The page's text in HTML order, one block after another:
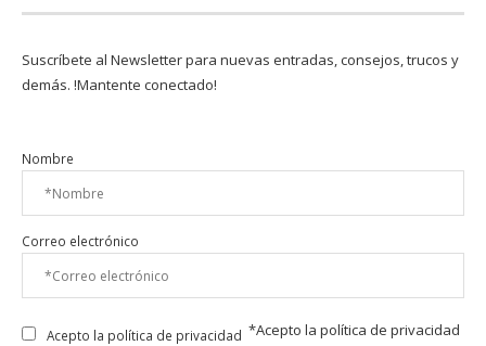
Suscríbete al Newsletter para nuevas entradas, consejos, trucos y
demás. !Mantente conectado!
Nombre
Correo electrónico
Acepto la política de privacidad *Acepto la política de privacidad